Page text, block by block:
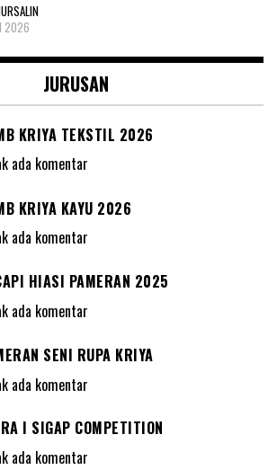
2026
JURUSAN
KRIYA TEKSTIL 2026
ada komentar
KRIYA KAYU 2026
ada komentar
HIASI PAMERAN 2025
ada komentar
SENI RUPA KRIYA
ada komentar
I SIGAP COMPETITION
ada komentar